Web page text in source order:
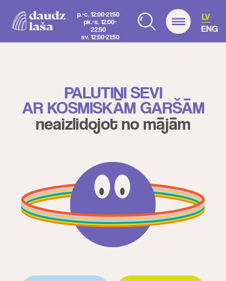
pk.-s. 12:00-
22:50
sv. 12:00-21:50
ENG
LV
neaizlidojot no mājām